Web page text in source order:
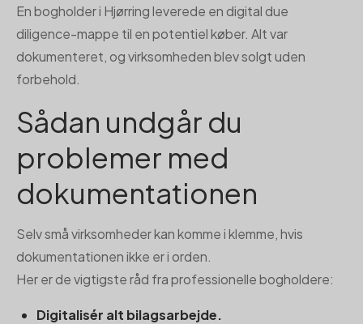
En bogholder i Hjørring leverede en digital due
diligence-mappe til en potentiel køber. Alt var
dokumenteret, og virksomheden blev solgt uden
forbehold.
Sådan undgår du
problemer med
dokumentationen
Selv små virksomheder kan komme i klemme, hvis
dokumentationen ikke er i orden.
Her er de vigtigste råd fra professionelle bogholdere:
Digitalisér alt bilagsarbejde.